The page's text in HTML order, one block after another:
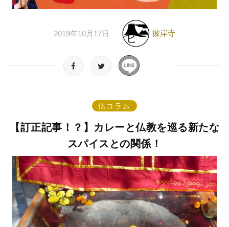
2019年10月17日 彼岸寺
仏コラム
【訂正記事！？】カレーと仏教を巡る新たな
スパイスとの関係！